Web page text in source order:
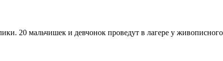
20 мальчишек и девчонок проведут в лагере у